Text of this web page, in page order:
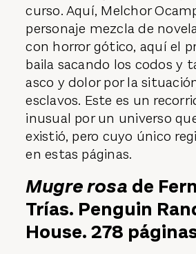
curso. Aquí, Melchor
personaje mezcla de
con horror gótico, aquí el
baila sacando los codos y
asco y dolor por la
esclavos. Este es un
inusual por un universo
existió, pero cuyo único
en estas páginas.
Mugre rosa de
Trías. Penguin
House. 278